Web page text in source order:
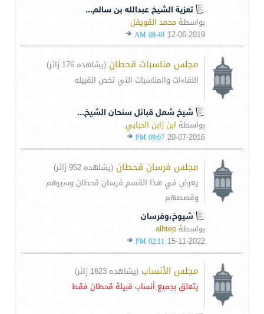
تعزية الشيخ عبدالله بن سالم...
بواسطة محمد القويفل
12-06-2019
08:49 AM
مجلس مناسبات قحطان (يشاهده 176 زائر)
اللقاءات والمناسبات التي تخص القبيله
شيخ شمل قبائل سنحان الشيخ...
بواسطة ابن زابن الحبابي
20-07-2016
09:07 PM
مجلس فرسان قحطان (يشاهده 952 زائر)
يعرض في هذا القسم فرسان قحطان وسيرهم
وقصصهم
شيوخ،وفرسان
بواسطة alhtep
15-11-2022
02:11 PM
مجلس الأنساب (يشاهده 1623 زائر)
يتعلق بجميع أنساب قبيلة قحطان فقط